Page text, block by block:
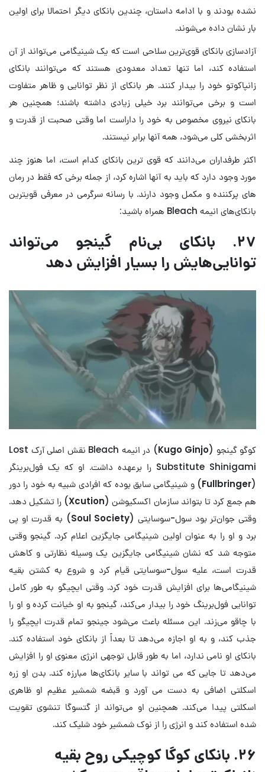
نشده بودند و با ادامه داستان، چندین بانکای دیگر احتمالا برای اولین
بار نشان داده می‌شوند.
آزادسازی بانکای قوی‌ترین سلاحی است که یک شینیگامی می‌تواند از آن
استفاده کند، اما تنها تعداد معدودی هستند که می‌توانند بانکای
زانپاکوتو خود را بیدار کنند. هر بانکای از نظر توانایی و ظاهر متفاوت
است و برخی می‌توانند برد خیلی زیادی داشته باشند؛ همچنین هر
بانکای نیروی مخصوص به خود را داراست اما وقتی صحبت از قدرت و
اثربخشی کلی می‌شود، همه آنها برابر نیستند.
اکثر طرفداران می‌دانند که قوی ترین بانکای کدام است، اما هنوز چند
مورد وجود دارد که باید به آنها اشاره کرد، از جمله برخی که فقط در رمان
های پرکننده و مکمل وجود دارند. با رسانه سرگرمی در معرفی قویترین
بانکای‌های انیمه Bleach همراه باشید:
۲۷. بانکای بی‌نام گینجو می‌تواند
توانایی‌هایش را بسیار افزایش دهد
کوگو گینجو (Kugo Ginjo
) در انیمه Bleach نقش اصلی آرک Lost
Substitute Shinigami را برعهده داشت. او که یک فول‌برینگر
(
Fullbringer) و شینیگامی سابق بوده که افرادی شبیه به خود را دور
هم جمع کرد تا بتواند سازمان اکسکیوشن (Xcution) را تشکیل دهد.
وقتی جوان‌تر بود سول-سوسایتی (Soul Society) به قدرت او پی
برد و او را به عنوان اولین شینیگامی جایگزین اعلام کرد. گینجو وقتی
متوجه شد که نشان شینیگامی جایگزین یک وسیله نظارتی و کاهش
قدرت است، علیه سول-سوسایتی قیام کرد و شروع به کشتن بقیه
شینیگامی‌ها برای افزایش قدرت خود کرد.وقتی ایچیگو به طور کامل
توانایی فول‌برینگ خود را بیدار می‌کند، گینجو به او خیانت کرده و او را
با چاقو می‌زند. این مسئله باعث می‌شود جینجو تمام قدرت ایچیگو را
جذب کند، و به او اجازه می‌دهد تا بعداً از بانکای خود استفاده کند.
بانکای او نامی ندارد، اما به طور قابل توجهی انرژی معنوی او را افزایش
می‌دهد تا جایی که می تواند با سایر بانکای‌ها مبارزه کند. بدن او زره
اسکلتی اضافی به دست می آورد و قبضه شمشیر عظیم او ظاهری
اسکلتی پیدا می‌کند. همچنین او می‌تواند از گتسوگا تنشوی تقویت
شده استفاده کند و انرژی را از نوک شمشیر خود شلیک کند.
۲۶. بانکای کوگا کوچیکی روح بقیه